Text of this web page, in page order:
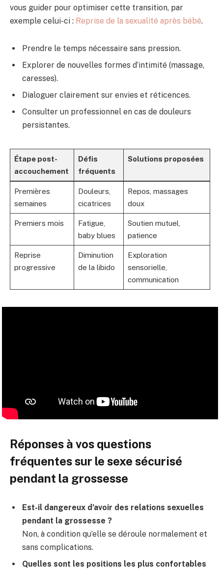
vous guider pour optimiser cette transition, par
exemple celui-ci : Reprise de la sexualité après bébé.
Prendre le temps nécessaire sans pression.
Explorer de nouvelles formes d’intimité (massage,
caresses).
Dialoguer clairement sur envies et réticences.
Consulter un professionnel en cas de douleurs
persistantes.
Étape post-
accouchement
Défis
fréquents
Solutions proposées
Premières
semaines
Douleurs,
cicatrices
Repos, massages
doux
Premiers mois
Fatigue,
baby blues
Soutien mutuel,
patience
Reprise
progressive
Diminution
de la libido
Exploration
sensorielle,
communication
Réponses à vos questions
fréquentes sur le sexe sécurisé
pendant la grossesse
Est-il dangereux d’avoir des relations sexuelles
pendant la grossesse ?
Non, à condition qu’elle se déroule normalement et
sans complications.
Quelles sont les positions les plus confortables